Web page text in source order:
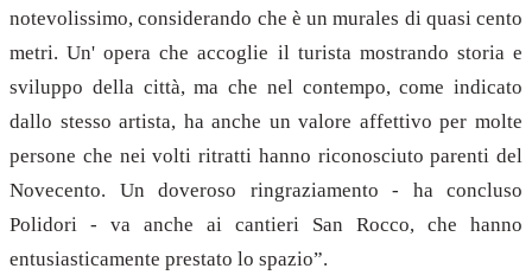
notevolissimo, considerando che è un murales di quasi cento
metri. Un' opera che accoglie il turista mostrando storia e
sviluppo della città, ma che nel contempo, come indicato
dallo stesso artista, ha anche un valore affettivo per molte
persone che nei volti ritratti hanno riconosciuto parenti del
Novecento. Un doveroso ringraziamento - ha concluso
Polidori - va anche ai cantieri San Rocco, che hanno
entusiasticamente prestato lo spazio”.